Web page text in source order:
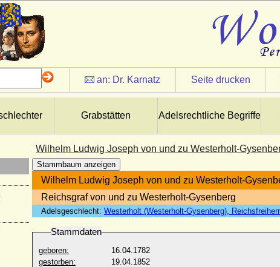
an: Dr. Karnatz Seite drucken
Grabstätten Adelsrechtliche Begriffe
Wilhelm Ludwig Joseph von und zu Westerholt-
Stammbaum anzeigen
Wilhelm Ludwig Joseph von und zu Westerholt-
Reichsgraf von und zu Westerholt-Gysenberg
Adelsgeschlecht: Westerholt (Westerholt-Gysenberg),
Stammdaten
geboren:
16.04.1782
gestorben:
19.04.1852
von